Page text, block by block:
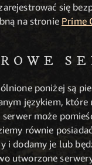
się
na stronie Prime
poniżej są
językiem,
może
równie
i dodamy je lub
utworzone